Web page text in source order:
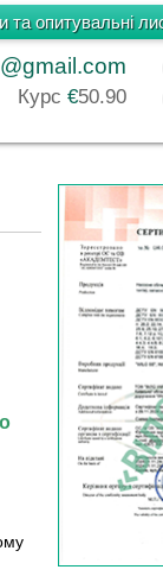
та опитувальні
Курс €50.90